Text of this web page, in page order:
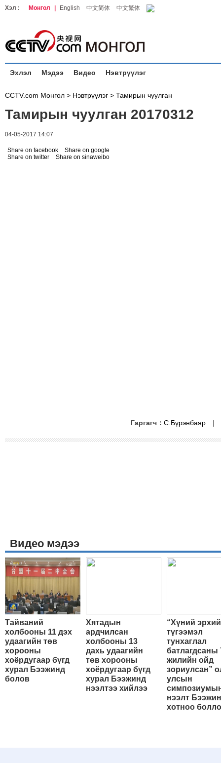
Хэл : Монгол English 中文简体 中文繁体
Эхлэл Мэдээ Видео Нэвтрүүлэг
CCTV.com Монгол > Нэвтрүүлэг > Тамирын чуулган
Тамирын чуулган 20170312
04-05-2017 14:07
Share on facebook
Share on google
Share on twitter
Share on sinaweibo
Гаргагч： С.Бүрэнбаяр |
Видео мэдээ
Тайваний
холбооны 11 дэх
удаагийн төв
хорооны
хоёрдугаар бүгд
хурал Бээжинд
болов
Хятадын
ардчилсан
холбооны 13
дахь удаагийн
төв хорооны
хоёрдугаар бүгд
хурал Бээжинд
нээлтээ хийлээ
“Хүний
түгээмэл
тунхаглал
батлагдсаны
жилийн ойд
зориулсан”
улсын
нээлт Бээжин
хотноо